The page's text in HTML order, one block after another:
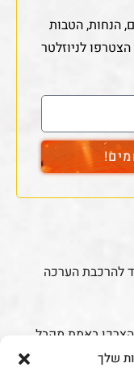
שלך
הנחות, הטבות
לניוזלטר
להרכבת הערכה
2026: מה הצרכן באמת מקבל,